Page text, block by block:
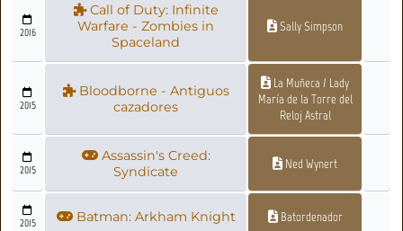
2016
Call of Duty: Infinite
Warfare - Zombies in
Spaceland
Sally Simpson
2015
Bloodborne - Antiguos
cazadores
La Muñeca / Lady
María de la Torre del
Reloj Astral
2015
Assassin's Creed:
Syndicate
Ned Wynert
2015 Batman: Arkham Knight Batordenador